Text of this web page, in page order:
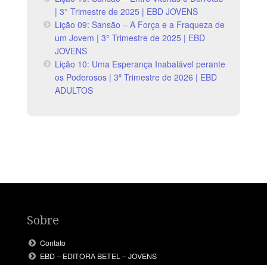
| 3° Trimestre de 2025 | EBD JOVENS
Lição 09: Sansão – A Força e a Fraqueza de
um Jovem | 3° Trimestre de 2025 | EBD
JOVENS
Lição 10: Uma Esperança Inabalável perante
os Poderosos | 3º Trimestre de 2026 | EBD
ADULTOS
Sobre
Contato
EBD – EDITORA BETEL – JOVENS